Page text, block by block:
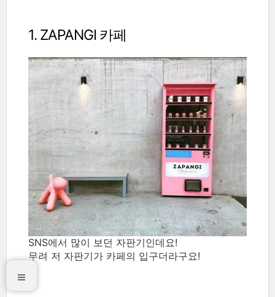
1. ZAPANGI 카페
SNS에서 많이 보던 자판기인데요!
무려 저 자판기가 카페의 입구더라구요!